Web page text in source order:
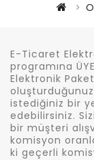
E-Ticaret
programına
Elektronik
istediğiniz bir
edebilirsiniz.
bir müşteri
komisyon
ki geçerli